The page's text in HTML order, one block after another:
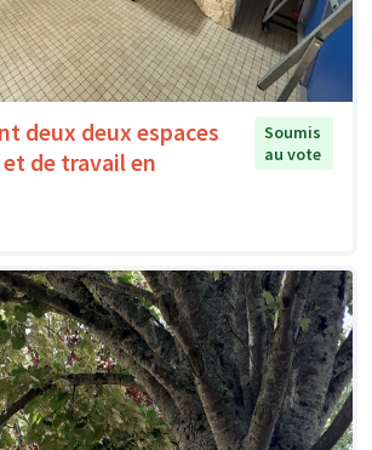
deux deux espaces
de travail en
Soumis
au vote